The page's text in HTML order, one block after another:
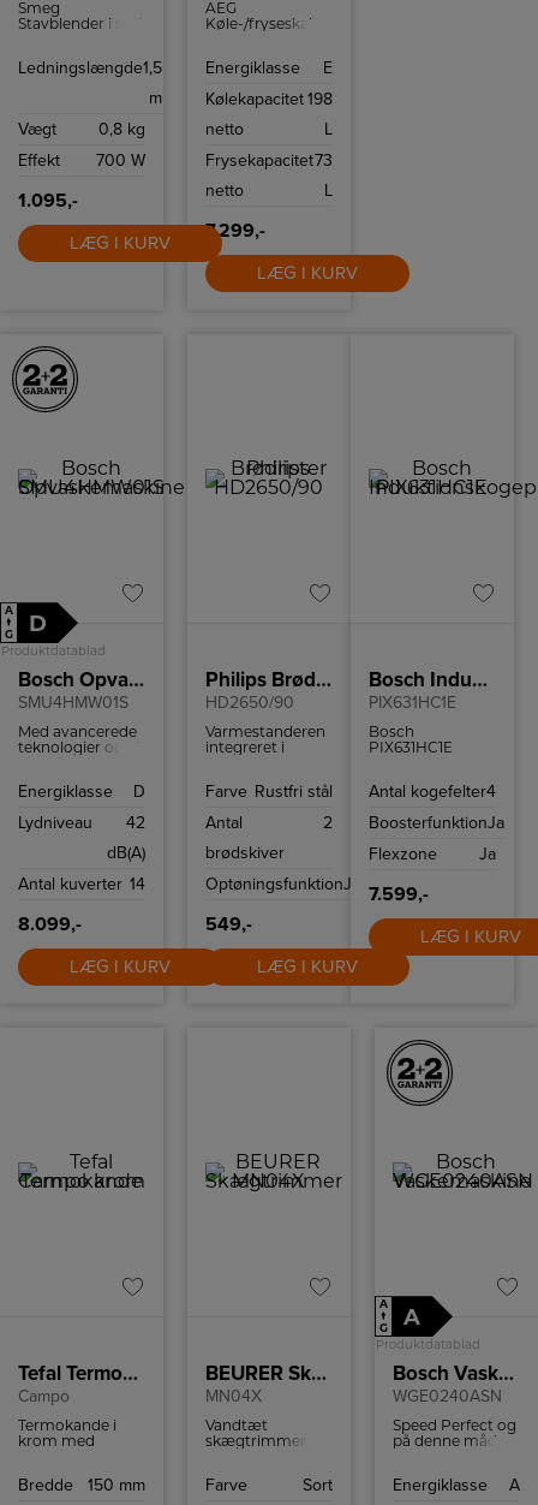
Smeg
Stavblender i sort
Ledningslængde1,5
m
Vægt
0,8 kg
Effekt
700 W
1.095,-
LÆG I KURV
AEG
Køle-/fryseskab
73 frysekapacitet.
Energiklasse
E
Kølekapacitet
netto
198
L
Frysekapacitet
netto
73
L
7.299,-
LÆG I KURV
A
↑
G
D
Produktdatablad
Bosch Opvaskemaskine
SMU4HMW01S
Med avancerede
teknologier og et
opvaskemaskine
enhver moderne
Energiklasse
D
Lydniveau
42
dB(A)
Antal kuverter 14
8.099,-
LÆG I KURV
Philips Brødrister
HD2650/90
Varmestanderen
integreret i
mulighed for at
og croissanter
Løftefunktionen
mindste stykker
fjernes uden
risiko.
Farve Rustfri stål
Antal
brødskiver
2
OptøningsfunktionJa
549,-
LÆG I KURV
Bosch Induktionskogeplade
PIX631HC1E
Bosch
PIX631HC1E
funktioner som
PowerBoost og
gør både
og slow cooking i
weekenden
nemmere og
sjovere at lave
mad.
Antal kogefelter4
BoosterfunktionJa
Flexzone
Ja
7.599,-
LÆG I KURV
Tefal Termokande krom
Campo
Termokande i
krom med
én hånd takket
Bredde
150 mm
BEURER Skægtrimmer
MN04X
Vandtæt
skægtrimmer
90 min. brugstid
Farve
Sort
A
↑
G
A
Produktdatablad
Bosch Vaskemaskine
WGE0240ASN
Speed Perfect og
på denne måde
dybden på blot
Energiklasse
A